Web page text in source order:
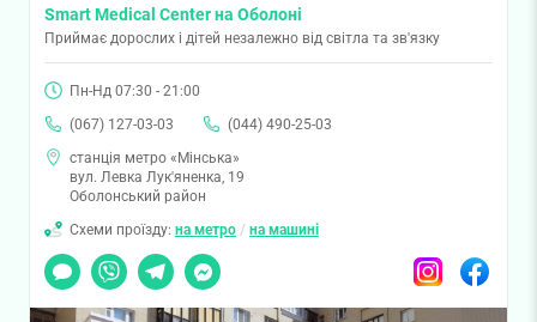
Smart Medical Center на Оболоні
Приймає дорослих і дітей незалежно від світла та зв'язку
Пн-Нд 07:30 - 21:00
(067) 127-03-03
(044) 490-25-03
станція метро «Мінська»
вул. Левка Лук'яненка, 19
Оболонський район
Схеми проїзду: на метро / на машині
Чат
Viber TelegramMessenger InstagramFacebook